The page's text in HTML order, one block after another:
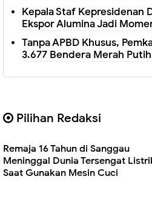
Kepala Staf Kepresidenan
Ekspor Alumina Jadi
Tanpa APBD Khusus,
3.677 Bendera Merah
Pilihan Redaksi
Remaja 16 Tahun di Sanggau
Meninggal Dunia Tersengat
Saat Gunakan Mesin Cuci